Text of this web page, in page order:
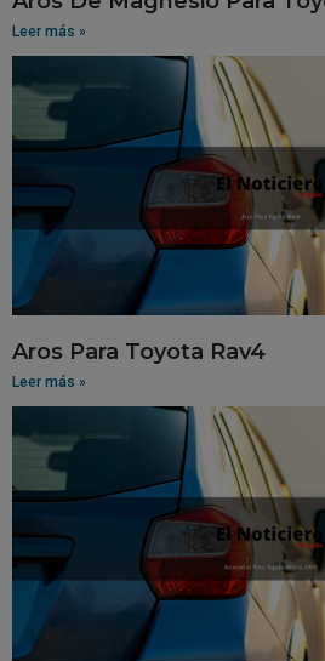
Leer más »
Aros Para Toyota Rav4
Leer más »